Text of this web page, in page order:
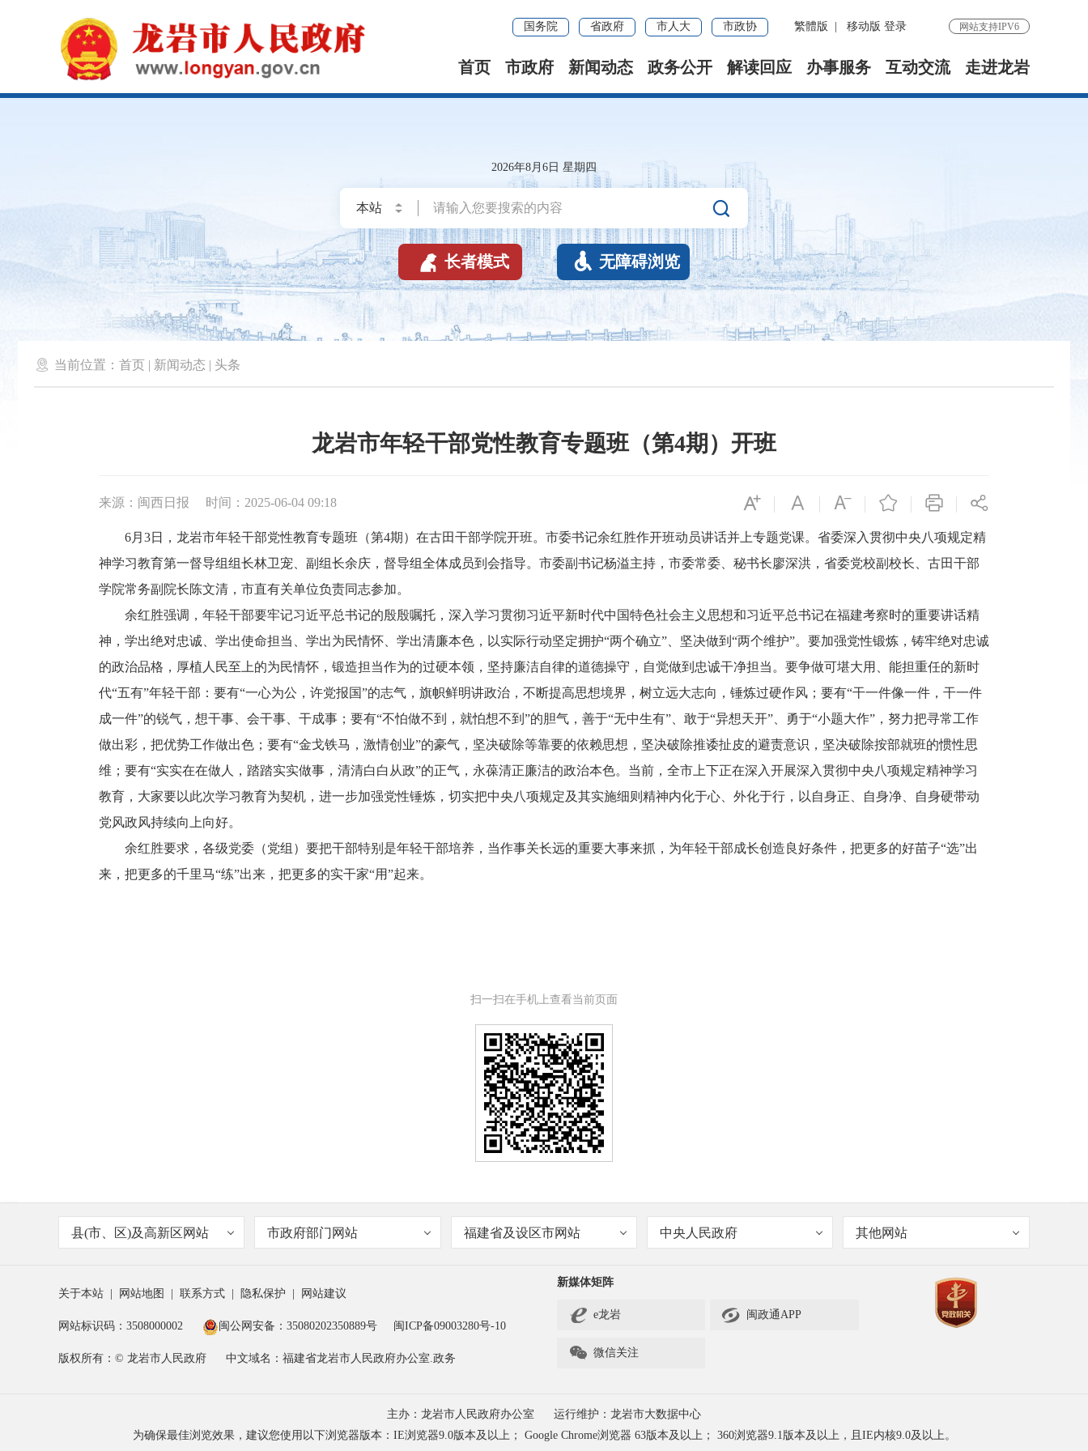
国务院 省政府 市人大 市政协 繁體版 移动版 登录 网站支持IPV6
首页 市政府 新闻动态 政务公开 解读回应 办事服务 互动交流 走进龙岩
2026年8月6日 星期四

 长者模式  无障碍浏览
 当前位置： 首页 | 新闻动态 | 头条
龙岩市年轻干部党性教育专题班（第4期）开班
来源：闽西日报 时间：2025-06-04 09:18
6月3日，龙岩市年轻干部党性教育专题班（第4期）在古田干部学院开班。市委书记余红胜作开班动员讲话并上专题党课。省委深入贯彻中央八项规定精
神学习教育第一督导组组长林卫宠、副组长余庆，督导组全体成员到会指导。市委副书记杨溢主持，市委常委、秘书长廖深洪，省委党校副校长、古田干部
学院常务副院长陈文清，市直有关单位负责同志参加。
余红胜强调，年轻干部要牢记习近平总书记的殷殷嘱托，深入学习贯彻习近平新时代中国特色社会主义思想和习近平总书记在福建考察时的重要讲话精
神，学出绝对忠诚、学出使命担当、学出为民情怀、学出清廉本色，以实际行动坚定拥护“两个确立”、坚决做到“两个维护”。要加强党性锻炼，铸牢绝对忠诚
的政治品格，厚植人民至上的为民情怀，锻造担当作为的过硬本领，坚持廉洁自律的道德操守，自觉做到忠诚干净担当。要争做可堪大用、能担重任的新时
代“五有”年轻干部：要有“一心为公，许党报国”的志气，旗帜鲜明讲政治，不断提高思想境界，树立远大志向，锤炼过硬作风；要有“干一件像一件，干一件
成一件”的锐气，想干事、会干事、干成事；要有“不怕做不到，就怕想不到”的胆气，善于“无中生有”、敢于“异想天开”、勇于“小题大作”，努力把寻常工作
做出彩，把优势工作做出色；要有“金戈铁马，激情创业”的豪气，坚决破除等靠要的依赖思想，坚决破除推诿扯皮的避责意识，坚决破除按部就班的惯性思
维；要有“实实在在做人，踏踏实实做事，清清白白从政”的正气，永葆清正廉洁的政治本色。当前，全市上下正在深入开展深入贯彻中央八项规定精神学习
教育，大家要以此次学习教育为契机，进一步加强党性锤炼，切实把中央八项规定及其实施细则精神内化于心、外化于行，以自身正、自身净、自身硬带动
党风政风持续向上向好。
余红胜要求，各级党委（党组）要把干部特别是年轻干部培养，当作事关长远的重要大事来抓，为年轻干部成长创造良好条件，把更多的好苗子“选”出
来，把更多的千里马“练”出来，把更多的实干家“用”起来。
扫一扫在手机上查看当前页面
县(市、区)及高新区网站 市政府部门网站 福建省及设区市网站 中央人民政府 其他网站
关于本站 网站地图 联系方式 隐私保护 网站建议
网站标识码：3508000002 闽公网安备：35080202350889号 闽ICP备09003280号-10
版权所有：© 龙岩市人民政府 中文域名：福建省龙岩市人民政府办公室.政务
新媒体矩阵
e龙岩  闽政通APP
 微信关注
主办：龙岩市人民政府办公室
运行维护：龙岩市大数据中心
为确保最佳浏览效果，建议您使用以下浏览器版本：IE浏览器9.0版本及以上； Google Chrome浏览器 63版本及以上； 360浏览器9.1版本及以上，且IE内核9.0及以上。